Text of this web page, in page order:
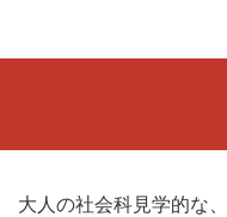
大人の社会科見学的な